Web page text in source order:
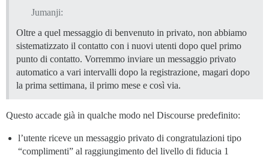
Jumanji:
Oltre a quel messaggio di benvenuto in privato, non abbiamo
sistematizzato il contatto con i nuovi utenti dopo quel primo
punto di contatto. Vorremmo inviare un messaggio privato
automatico a vari intervalli dopo la registrazione, magari dopo
la prima settimana, il primo mese e così via.
Questo accade già in qualche modo nel Discourse predefinito:
l’utente riceve un messaggio privato di congratulazioni tipo
“complimenti” al raggiungimento del livello di fiducia 1